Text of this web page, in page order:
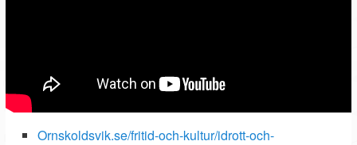
Ornskoldsvik.se/fritid-och-kultur/idrott-och-